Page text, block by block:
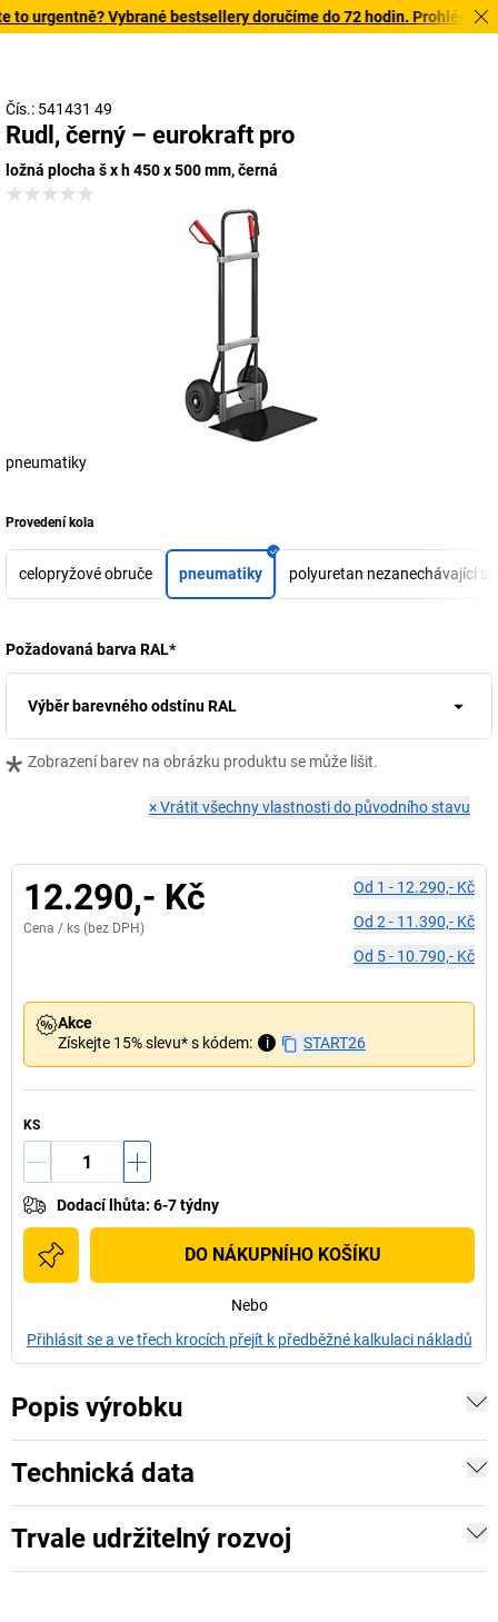
urgentně? Vybrané bestsellery doručíme do 72 hodin. Prohlédněte
Čís.: 541431 49
Rudl, černý – eurokraft pro
ložná plocha š x h 450 x 500 mm, černá
pneumatiky
Provedení kola
celopryžové obruče pneumatiky polyuretan nezanechávající
Požadovaná barva RAL*
Výběr barevného odstínu RAL
* Zobrazení barev na obrázku produktu se může lišit.
×Vrátit všechny vlastnosti do původního stavu
12.290,- Kč
Cena / ks (bez DPH)
Od 1 - 12.290,- Kč
Od 2 - 11.390,- Kč
Od 5- 10.790,- Kč
Akce
Získejte 15% slevu* s kódem:
i START26
KS
Dodací lhůta: 6-7 týdny
DO NÁKUPNÍHO KOŠÍKU
Nebo
Přihlásit se a ve třech krocích přejít k předběžné kalkulaci nákladů
Popis výrobku
Technická data
Trvale udržitelný rozvoj